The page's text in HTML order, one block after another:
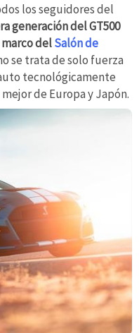
los seguidores del
generación del GT500
delSalón de
se trata de solo fuerza
tecnológicamente
de Europa y Japón.